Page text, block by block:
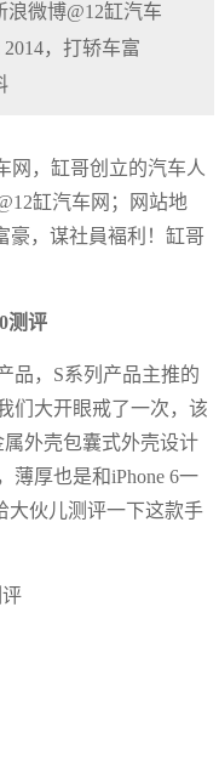
浪微博@12缸汽车
2014，打轿车富
网，缸哥创立的汽车人
缸汽车网；网站地
豪，谋社員褔利！缸哥
测评
品，S系列产品主推的
们大开眼戒了一次，该
属外壳包囊式外壳设计
薄厚也是和iPhone 6一
大伙儿测评一下这款手